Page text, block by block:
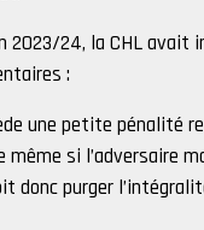
2023/24, la CHL avait
:
une petite pénalité
si l’adversaire
donc purger